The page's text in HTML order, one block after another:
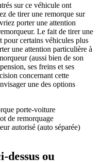
sur ce véhicule ont
de tirer une remorque sur
porter une attention
Le fait de tirer une
pour certains véhicules plus
une attention particulière à
(aussi bien de son
ses freins et ses
concernant cette
une des options
porte-voiture
de remorquage
autorisé (auto séparée)
ou